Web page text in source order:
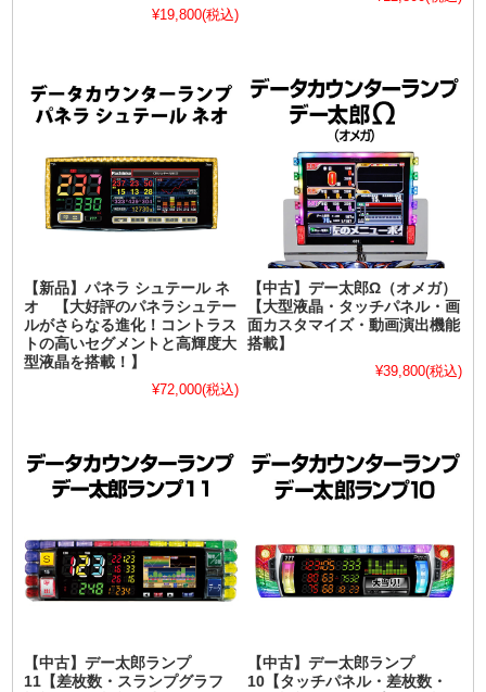
¥19,800(税込)
【新品】パネラ シュテール ネ
オ 【大好評のパネラシュテー
ルがさらなる進化！コントラス
トの高いセグメントと高輝度大
型液晶を搭載！】
¥72,000(税込)
【中古】デー太郎Ω（オメガ）
【大型液晶・タッチパネル・画
面カスタマイズ・動画演出機能
搭載】
¥39,800(税込)
【中古】デー太郎ランプ
11【差枚数・スランプグラフ
【中古】デー太郎ランプ
10【タッチパネル・差枚数・